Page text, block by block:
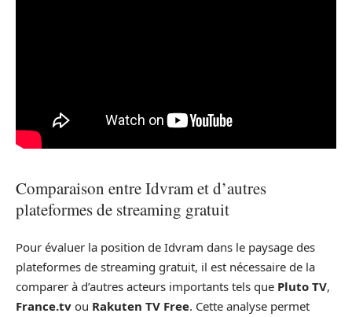
Comparaison entre Idvram et d’autres
plateformes de streaming gratuit
Pour évaluer la position de Idvram dans le paysage des
plateformes de streaming gratuit, il est nécessaire de la
comparer à d’autres acteurs importants tels que Pluto TV,
France.tv ou Rakuten TV Free. Cette analyse permet